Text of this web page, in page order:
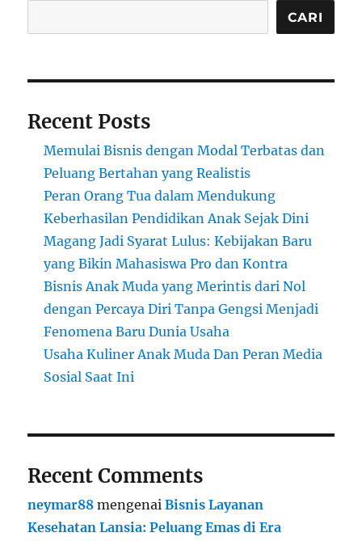
yang
Emas
CARI
Recent Posts
Memulai Bisnis dengan Modal Terbatas dan
Peluang Bertahan yang Realistis
Peran Orang Tua dalam Mendukung
Keberhasilan Pendidikan Anak Sejak Dini
Magang Jadi Syarat Lulus: Kebijakan Baru
yang Bikin Mahasiswa Pro dan Kontra
Bisnis Anak Muda yang Merintis dari Nol
dengan Percaya Diri Tanpa Gengsi Menjadi
Fenomena Baru Dunia Usaha
Usaha Kuliner Anak Muda Dan Peran Media
Sosial Saat Ini
Recent Comments
neymar88 mengenaiBisnis Layanan
Kesehatan Lansia: Peluang Emas di Era